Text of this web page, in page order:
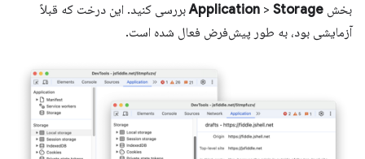
بخش
Application > Storage
بررسی کنید. این درخت که قبلاً
آزمایشی بود، به طور پیش‌فرض فعال شده است.